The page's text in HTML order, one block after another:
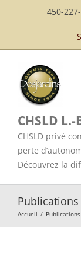
au
450-
CHSLD
CHSLD privé
perte
Découvrez la
Publications
Accueil / Publications